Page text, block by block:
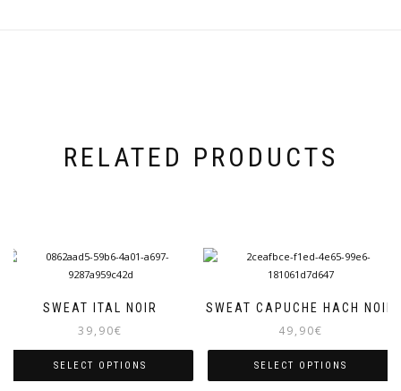
RELATED PRODUCTS
SWEAT ITAL NOIR
39,90€
SELECT OPTIONS
SWEAT CAPUCHE HACH NOIR
49,90€
SELECT OPTIONS